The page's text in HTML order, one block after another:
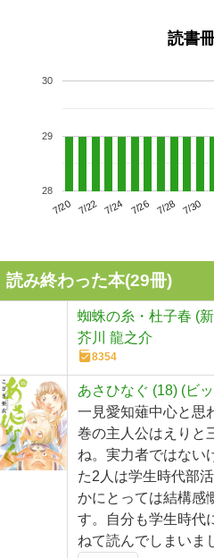
読書
7/20 7/22 7/24 7/26 7/28 7/30
28
29
30
読み終わった本(29冊)
蜘蛛の糸・杜子春 (
芥川 龍之介
8354
あさひなぐ (18) (ビ
一見愛知薙中心と思
巻の主人公はえりと
ね。実力者ではない
た2人は学生時代部
かにとっては結構感
す。自分も学生時代
ねて読んでしまいま